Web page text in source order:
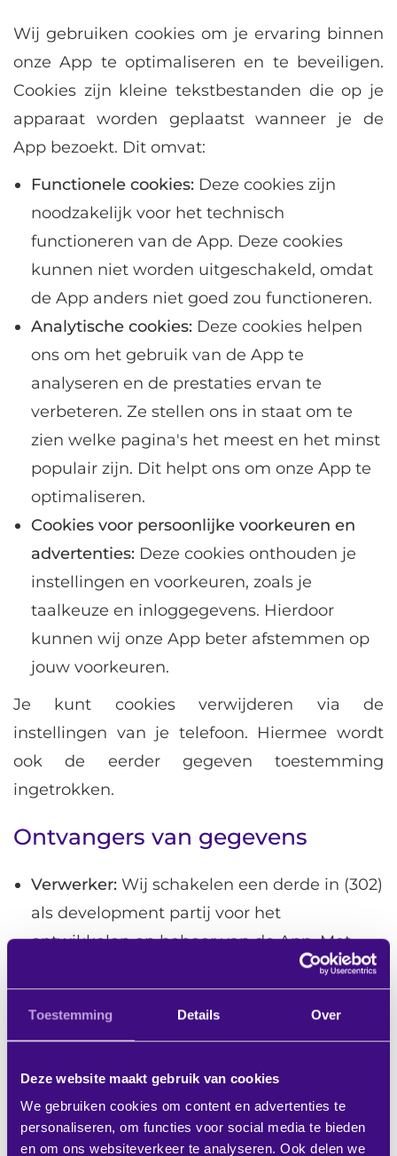
Toestemming Details Over
Deze website maakt gebruik van cookies
We gebruiken cookies om content en advertenties te
personaliseren, om functies voor social media te bieden
en om ons websiteverkeer te analyseren. Ook delen we
Wij gebruiken cookies om je ervaring binnen
onze App te optimaliseren en te beveiligen.
Cookies zijn kleine tekstbestanden die op je
apparaat worden geplaatst wanneer je de
App bezoekt. Dit omvat:
Functionele cookies: Deze cookies zijn
noodzakelijk voor het technisch
functioneren van de App. Deze cookies
kunnen niet worden uitgeschakeld, omdat
de App anders niet goed zou functioneren.
Analytische cookies: Deze cookies helpen
ons om het gebruik van de App te
analyseren en de prestaties ervan te
verbeteren. Ze stellen ons in staat om te
zien welke pagina's het meest en het minst
populair zijn. Dit helpt ons om onze App te
optimaliseren.
Cookies voor persoonlijke voorkeuren en
advertenties: Deze cookies onthouden je
instellingen en voorkeuren, zoals je
taalkeuze en inloggegevens. Hierdoor
kunnen wij onze App beter afstemmen op
jouw voorkeuren.
Je kunt cookies verwijderen via de
instellingen van je telefoon. Hiermee wordt
ook de eerder gegeven toestemming
ingetrokken.
Ontvangers van gegevens
Verwerker: Wij schakelen een derde in (302)
als development partij voor het
ontwikkelen en beheer van de App. Met
bescherming van jouw persoonsgegevens
uitsluitend volgens onze instructies en
hebben geen zelfstandige zeggenschap
over de gegevens.